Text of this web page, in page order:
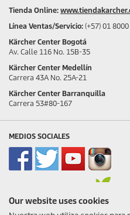
Our website uses cookies
Tienda Online:
Línea Ventas/Servicio: (+57) 01
Kärcher Center Bogotá
Av. Calle 116 No. 15B-35
Kärcher Center Medellín
Carrera 43A No. 25A-21
Kärcher Center Barranquilla
Carrera 53#80-167
MEDIOS SOCIALES